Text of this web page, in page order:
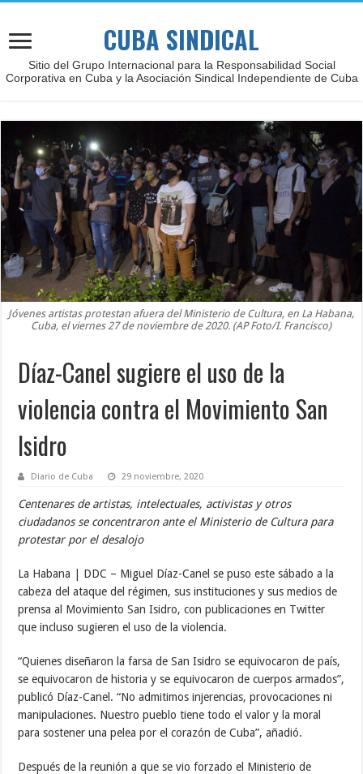
CUBA SINDICAL
Sitio del Grupo Internacional para la Responsabilidad Social
Corporativa en Cuba y la Asociación Sindical Independiente de Cuba
Jóvenes artistas protestan afuera del Ministerio de Cultura, en La Habana,
Cuba, el viernes 27 de noviembre de 2020. (AP Foto/I. Francisco)
Díaz-Canel sugiere el uso de la
violencia contra el Movimiento San
Isidro
Diario de Cuba 29 noviembre, 2020
Centenares de artistas, intelectuales, activistas y otros
ciudadanos se concentraron ante el Ministerio de Cultura para
protestar por el desalojo
La Habana | DDC – Miguel Díaz-Canel se puso este sábado a la
cabeza del ataque del régimen, sus instituciones y sus medios de
prensa al Movimiento San Isidro, con publicaciones en Twitter
que incluso sugieren el uso de la violencia.
“Quienes diseñaron la farsa de San Isidro se equivocaron de país,
se equivocaron de historia y se equivocaron de cuerpos armados”,
publicó Díaz-Canel. “No admitimos injerencias, provocaciones ni
manipulaciones. Nuestro pueblo tiene todo el valor y la moral
para sostener una pelea por el corazón de Cuba”, añadió.
Después de la reunión a que se vio forzado el Ministerio de